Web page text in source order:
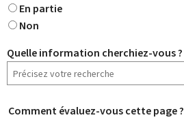
En partie
Non
Quelle information cherchiez-vous ?
Comment évaluez-vous cette page ?